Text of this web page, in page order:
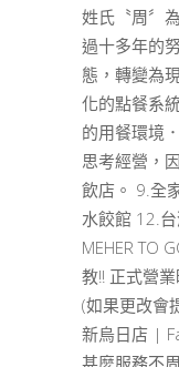
姓氏〝周〞
過十多年的
態，轉變為
化的點餐系
的用餐環境
思考經營，
飲店。 9.全
水餃館 12.
MEHER TO
教!! 正式營
(如果更改會
新烏日店 |
甚麼服務不